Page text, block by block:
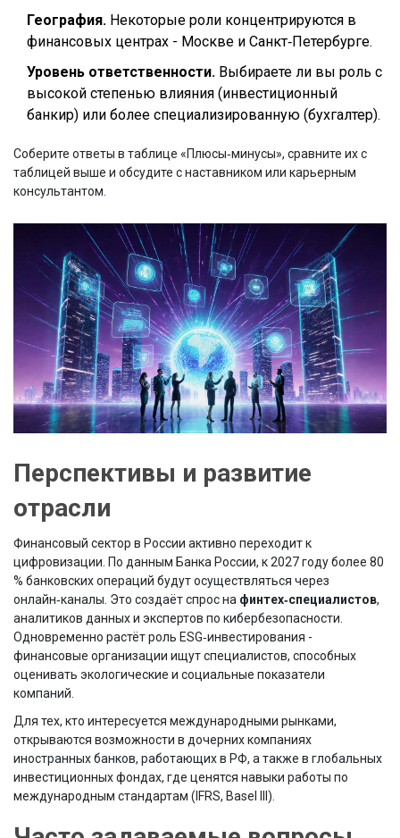
География. Некоторые роли концентрируются в
финансовых центрах - Москве и Санкт‑Петербурге.
Уровень ответственности. Выбираете ли вы роль с
высокой степенью влияния (инвестиционный
банкир) или более специализированную (бухгалтер).
Соберите ответы в таблице «Плюсы‑минусы», сравните их с
таблицей выше и обсудите с наставником или карьерным
консультантом.
Перспективы и развитие
отрасли
Финансовый сектор в России активно переходит к
цифровизации. По данным Банка России, к 2027 году более 80
% банковских операций будут осуществляться через
онлайн‑каналы. Это создаёт спрос на финтех‑специалистов,
аналитиков данных и экспертов по кибербезопасности.
Одновременно растёт роль ESG‑инвестирования -
финансовые организации ищут специалистов, способных
оценивать экологические и социальные показатели
компаний.
Для тех, кто интересуется международными рынками,
открываются возможности в дочерних компаниях
иностранных банков, работающих в РФ, а также в глобальных
инвестиционных фондах, где ценятся навыки работы по
международным стандартам (IFRS, Basel III).